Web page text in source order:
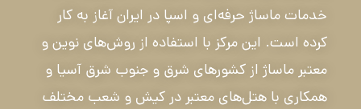
خدمات ماساژ حرفه‌ای و اسپا در ایران آغاز به کار
کرده است. این مرکز با استفاده از روش‌های نوین و
معتبر ماساژ از کشورهای شرق و جنوب شرق آسیا و
همکاری با هتل‌های معتبر در کیش و شعب مختلف